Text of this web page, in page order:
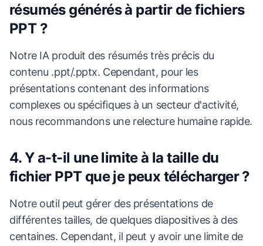
résumés générés à partir de fichiers
PPT ?
Notre IA produit des résumés très précis du
contenu .ppt/.pptx. Cependant, pour les
présentations contenant des informations
complexes ou spécifiques à un secteur d'activité,
nous recommandons une relecture humaine rapide.
4. Y a-t-il une limite à la taille du
fichier PPT que je peux télécharger ?
Notre outil peut gérer des présentations de
différentes tailles, de quelques diapositives à des
centaines. Cependant, il peut y avoir une limite de